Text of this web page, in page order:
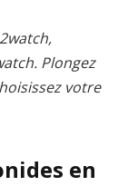
Plongez
votre
en